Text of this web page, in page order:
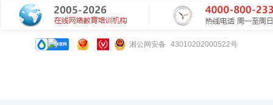
湘公网安备 43010202000522号